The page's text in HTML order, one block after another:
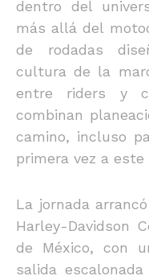
dentro del
más allá del
de rodadas
cultura de la
entre riders y
combinan
camino, incluso
primera vez a
La jornada
Harley-Davidson
de México, con
salida